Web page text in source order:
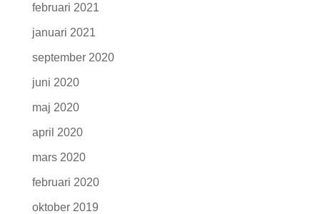
februari 2021
januari 2021
september 2020
juni 2020
maj 2020
april 2020
mars 2020
februari 2020
oktober 2019